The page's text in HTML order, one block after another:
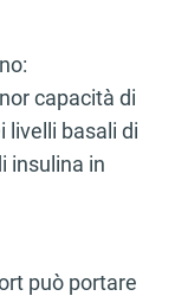
capacità di
livelli basali di
insulina in
può portare